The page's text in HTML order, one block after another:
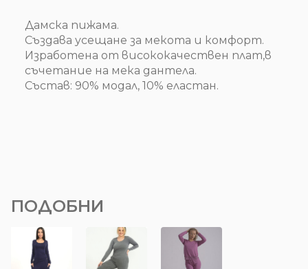
Дамска пижама.
Създава усещане за мекота и комфорт.
Изработена от висококачествен плат,в
съчетание на мека дантела.
Състав: 90% модал, 10% еластан.
ПОДОБНИ